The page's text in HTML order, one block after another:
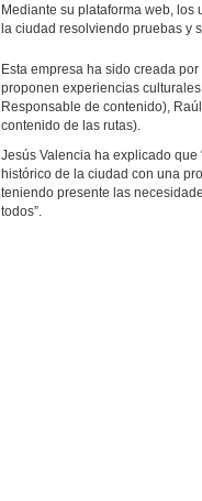
Mediante su plataforma web,
la ciudad resolviendo pruebas y
Esta empresa ha sido creada
proponen experiencias
Responsable de contenido),
contenido de las rutas).
Jesús Valencia ha explicado
histórico de la ciudad con una
teniendo presente las
todos”.